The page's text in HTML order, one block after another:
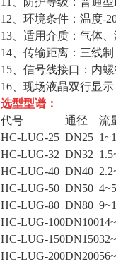
12、 环境条件：温度-
13、 适用介质：气体
14、 传输距离：三线制
15、 信号线接口：内螺
16、 现场液晶双行显
选型型谱：
代号
通径
流
HC-LUG-25 DN25
HC-LUG-32 DN32
HC-LUG-40 DN40
HC-LUG-50 DN50
HC-LUG-80 DN80
HC-LUG-100DN100
HC-LUG-150DN150
HC-LUG-200DN200